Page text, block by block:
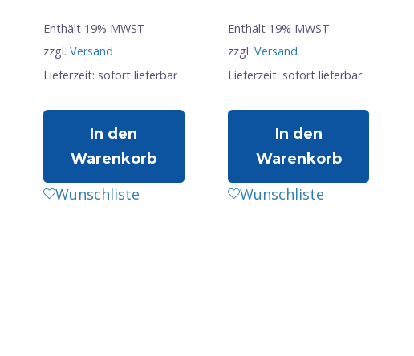
Enthält 19% MWST
zzgl. Versand
Lieferzeit: sofort lieferbar
In den
Warenkorb
Wunschliste
Enthält 19% MWST
zzgl. Versand
Lieferzeit: sofort lieferbar
In den
Warenkorb
Wunschliste